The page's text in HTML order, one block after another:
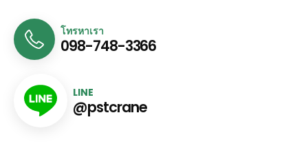
โทรหาเรา
098-748-3366
LINE
@pstcrane